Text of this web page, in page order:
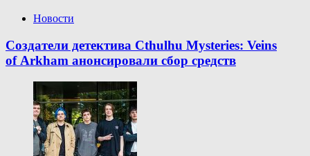
Новости
Создатели детектива Cthulhu Mysteries: Veins
of Arkham анонсировали сбор средств